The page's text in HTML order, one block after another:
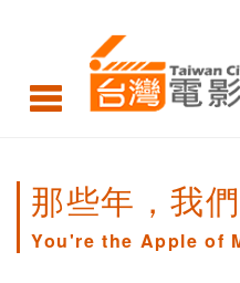
那些年，我
You're the Apple of